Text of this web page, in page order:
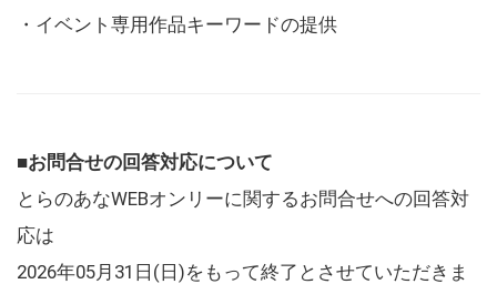
・イベント専用作品キーワードの提供
■お問合せの回答対応について
とらのあなWEBオンリーに関するお問合せへの回答対
応は
2026年05月31日(日)をもって終了とさせていただきま